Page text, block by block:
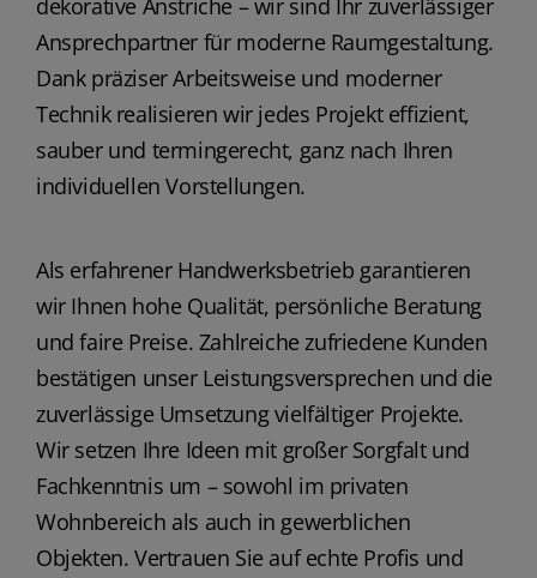
dekorative Anstriche – wir sind Ihr zuverlässiger
Ansprechpartner für moderne Raumgestaltung.
Dank präziser Arbeitsweise und moderner
Technik realisieren wir jedes Projekt effizient,
sauber und termingerecht, ganz nach Ihren
individuellen Vorstellungen.
Als erfahrener Handwerksbetrieb garantieren
wir Ihnen hohe Qualität, persönliche Beratung
und faire Preise. Zahlreiche zufriedene Kunden
bestätigen unser Leistungsversprechen und die
zuverlässige Umsetzung vielfältiger Projekte.
Wir setzen Ihre Ideen mit großer Sorgfalt und
Fachkenntnis um – sowohl im privaten
Wohnbereich als auch in gewerblichen
Objekten. Vertrauen Sie auf echte Profis und